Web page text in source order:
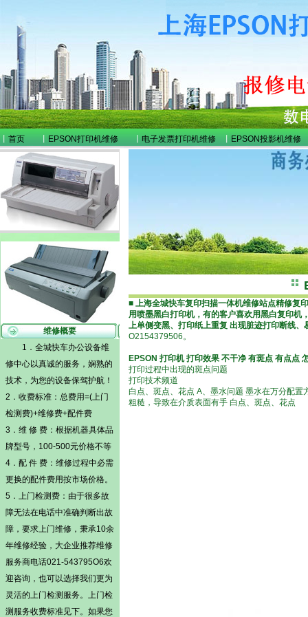
首页 EPSON打印机维修 电子发票打印机维修 EPSON投影机维修
维修概要
1．全城快车办公设备维
修中心以真诚的服务，娴熟的
技术，为您的设备保驾护航！
2．收费标准：总费用=(上门
检测费)+维修费+配件费
3．维 修 费：根据机器具体品
牌型号，100-500元价格不等
4．配 件 费：维修过程中必需
更换的配件费用按市场价格。
5． 上门检测费 ：由于很多故
障无法在电话中准确判断出故
障，要求上门维修，秉承10余
年维修经验，大企业推荐维修
服务商电话021-543795O6欢
迎咨询，也可以选择我们更为
灵活的上门检测 服务。 上门检
测 服务收费标准见下。如果您
■ 上海全城快车复印扫描一体机维修站点精修复
用喷墨黑白打印机，有的客户喜欢用黑白复印机
上单侧变黑、打印纸上重复 出现脏迹打印断线
O2154379506。
EPSON 打印机 打印效果 不干净 有斑点 有点点
打印过程中出现的斑点问题
打印技术频道
白点、斑点、花点 A、墨水问题 墨水在万分配
粗糙，导致在介质表面有手 白点、斑点、花点